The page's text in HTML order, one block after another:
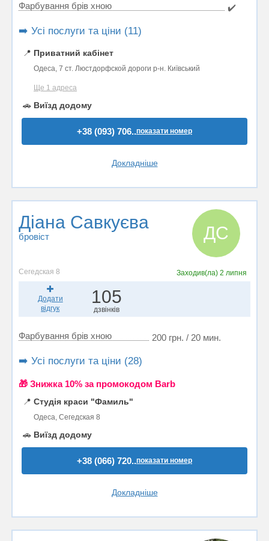
Фарбування брів хною ✔️
➡️ Усі послуги та ціни (11)
📍 Приватний кабінет
Одеса, 7 ст. Люстдорфской дороги р-н. Київський
Ще 1 адреса
🚗 Виїзд додому
+38 (093) 706..показати номер
Докладніше
Діана Савкуєва
бровіст ДС
Сегедская 8 Заходив(ла)2 липня
Додати
відгук
105
дзвінків
Фарбування брів хною 200 грн. / 20 мин.
➡️ Усі послуги та ціни (28)
🎁 Знижка 10% за промокодом Barb
📍 Студія краси "Фамиль"
Одеса, Сегедская 8
🚗 Виїзд додому
+38 (066) 720..показати номер
Докладніше